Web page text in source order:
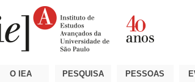
O IEA PESQUISA PESSOAS